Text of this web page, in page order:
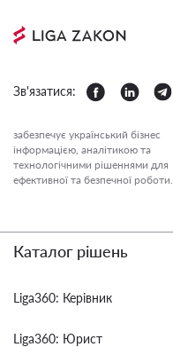
Зв'язатися:
забезпечує український бізнес
інформацією, аналітикою та
технологічними рішеннями для
ефективної та безпечної роботи.
Каталог рішень
Liga360: Керівник
Liga360: Юрист